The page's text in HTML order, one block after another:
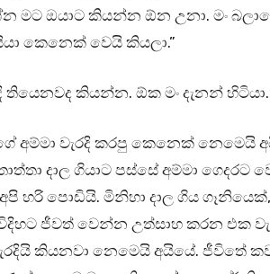
මට ඔයාට කියන්න ඕන උනා. මං
කෙනෙක් වෙයි කියලා.”
තියෙනවද කියන්න. ඕක මං දැනන්
අම්මා වැරදි කරපු කෙනෙක් නෙමෙයි
දාල ගියාට පස්සේ අම්මා
හරි පොඩියි. මිනිහා දාල ගිය
ජීවත් වෙන්න උත්සාහ කරන එක
කියනවා නෙමෙයි අයියේ. ජීවිතේ